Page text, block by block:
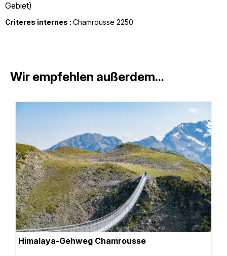
Gebiet)
Criteres internes : Chamrousse 2250
Wir empfehlen außerdem...
Himalaya-Gehweg Chamrousse